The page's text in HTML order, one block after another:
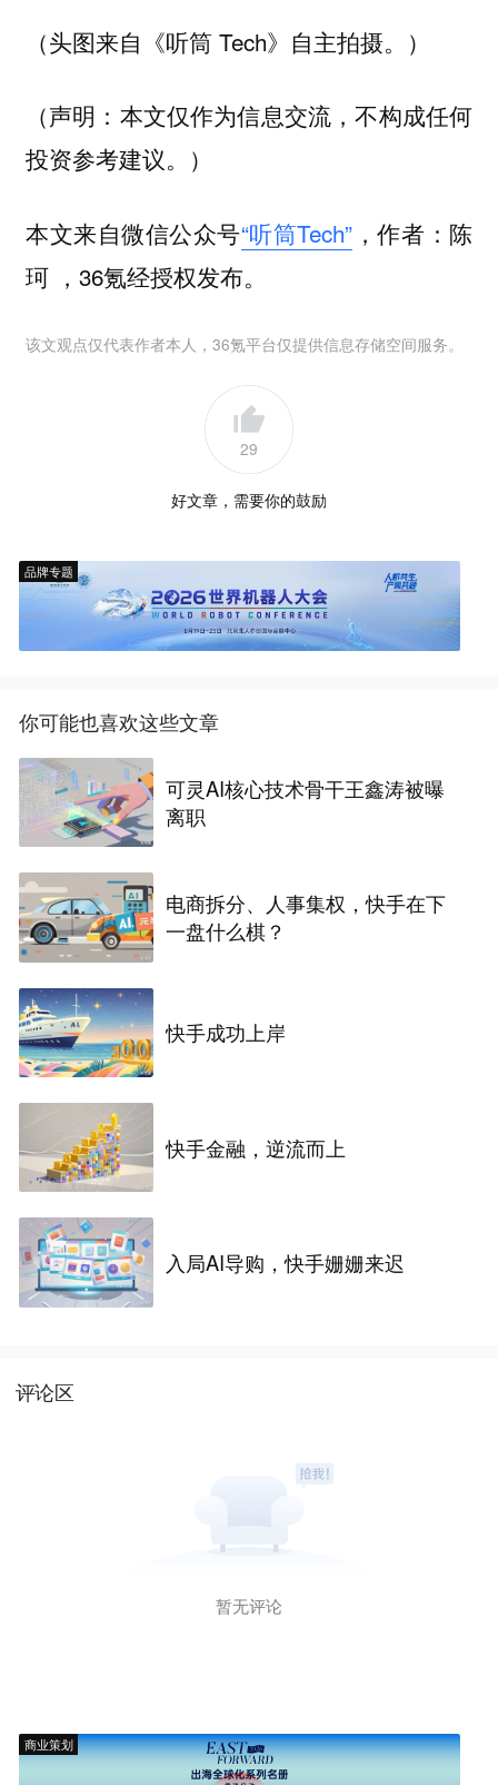
（头图来自《听筒 Tech》自主拍摄。）
（声明：本文仅作为信息交流，不构成任何
投资参考建议。）
本文来自微信公众号“听筒Tech” ，作者：陈
珂 ，36氪经授权发布。
该文观点仅代表作者本人，36氪平台仅提供信息存储空间服务。
29
好文章，需要你的鼓励
品牌专题
你可能也喜欢这些文章
可灵AI核心技术骨干王鑫涛被曝
离职
电商拆分、人事集权，快手在下
一盘什么棋？
快手成功上岸
快手金融，逆流而上
入局AI导购，快手姗姗来迟
评论区
暂无评论
商业策划